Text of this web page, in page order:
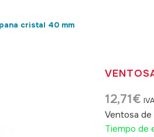
cristal 40 mm
12,71€
Ventosa de
Tiempo de